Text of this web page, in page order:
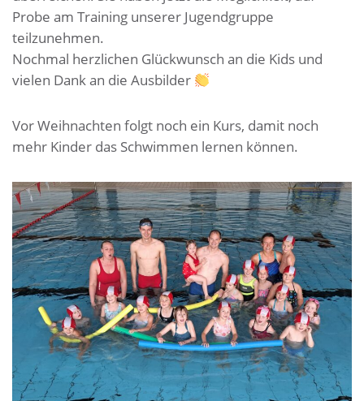
Probe am Training unserer Jugendgruppe
teilzunehmen.
Nochmal herzlichen Glückwunsch an die Kids und
vielen Dank an die Ausbilder
Vor Weihnachten folgt noch ein Kurs, damit noch
mehr Kinder das Schwimmen lernen können.